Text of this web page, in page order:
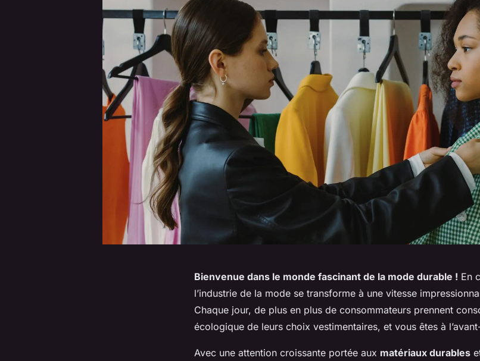
Bienvenue dans le monde fascinant de la mode durable ! En
l’industrie de la mode se transforme à une vitesse
Chaque jour, de plus en plus de consommateurs prennent
écologique de leurs choix vestimentaires, et vous êtes à
Avec une attention croissante portée aux matériaux durables